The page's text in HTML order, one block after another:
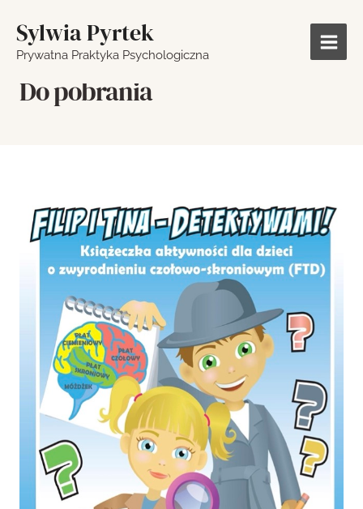
Sylwia Pyrtek
Prywatna Praktyka Psychologiczna
Do pobrania